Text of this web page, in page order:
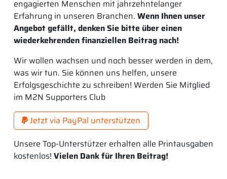
engagierten Menschen mit jahrzehntelanger
Erfahrung in unseren Branchen. Wenn Ihnen unser
Angebot gefällt, denken Sie bitte über einen
wiederkehrenden finanziellen Beitrag nach!
Wir wollen wachsen und noch besser werden in dem,
was wir tun. Sie können uns helfen, unsere
Erfolgsgeschichte zu schreiben! Werden Sie Mitglied
im M2N Supporters Club
Jetzt via PayPal unterstützen
Unsere Top-Unterstützer erhalten alle Printausgaben
kostenlos! Vielen Dank für Ihren Beitrag!